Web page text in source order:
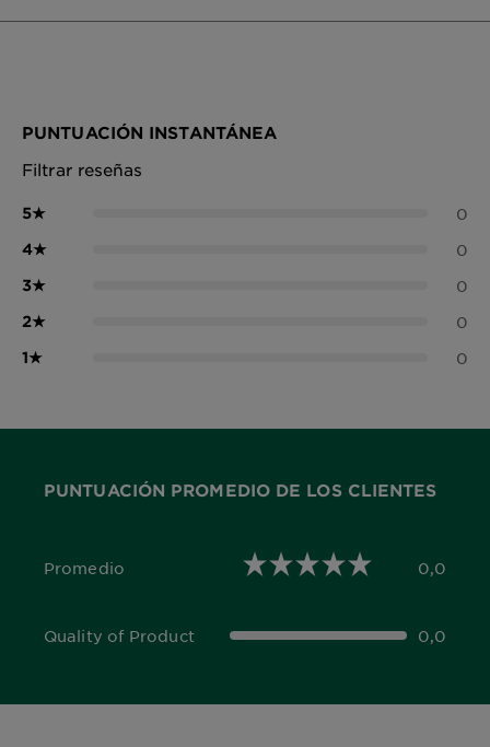
PUNTUACIÓN INSTANTÁNEA
Filtrar reseñas
5★ 0
4★ 0
3★ 0
2★ 0
1★ 0
PUNTUACIÓN PROMEDIO DE LOS CLIENTES
Promedio
0,0 out of 5 stars 0,0
Quality of Product
0,0 out of 5 stars 0,0